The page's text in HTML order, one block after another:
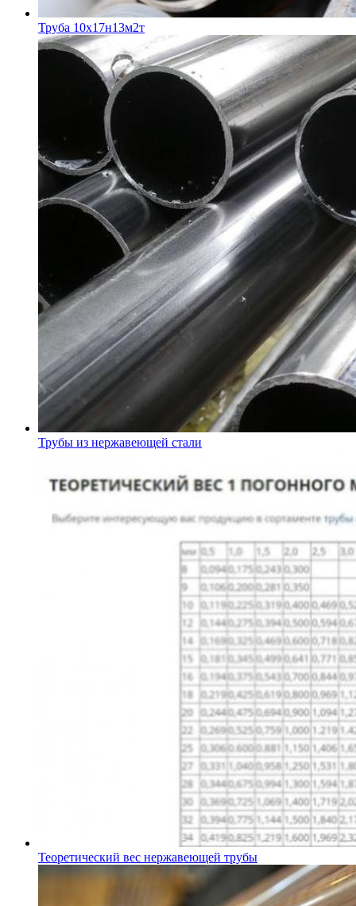
Труба 10х17н13м2т
Трубы из нержавеющей стали
Теоретический вес нержавеющей трубы